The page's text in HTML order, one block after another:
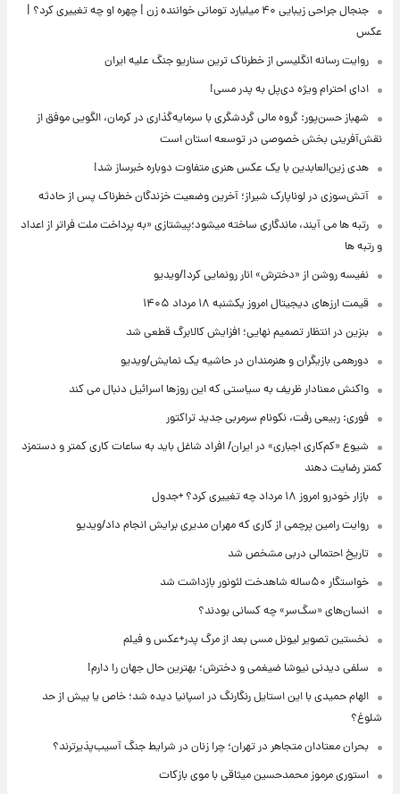
جنجال جراحی زیبایی ۴۰ میلیارد تومانی خواننده زن | چهره او چه تغییری کرد؟ |
عکس
روایت رسانه انگلیسی از خطرناک ترین سناریو جنگ علیه ایران
ادای احترام ویژه دی‌پل به پدر مسی!
شهباز حسن‌پور: گروه مالی گردشگری با سرمایه‌گذاری در کرمان، الگویی موفق از
نقش‌آفرینی بخش خصوصی در توسعه استان است
هدی زین‌العابدین با یک عکس هنری متفاوت دوباره خبرساز شد!
آتش‌سوزی در لوناپارک شیراز؛ آخرین وضعیت خزندگان خطرناک پس از حادثه
رتبه ها می آیند، ماندگاری ساخته میشود؛پیشتازی «به پرداخت ملت فراتر از اعداد
و رتبه ها
نفیسه روشن از «دخترش» انار رونمایی کرد!/ویدیو
قیمت ارزهای دیجیتال امروز یکشنبه ۱۸ مرداد ۱۴۰۵
بنزین در انتظار تصمیم نهایی؛ افزایش کالابرگ قطعی شد
دورهمی بازیگران و هنرمندان در حاشیه یک نمایش/ویدیو
واکنش معنادار ظریف به سیاستی که این روزها اسرائیل دنبال می کند
فوری: ربیعی رفت، نکونام سرمربی جدید تراکتور
شیوع «کم‌کاری اجباری» در ایران/ افراد شاغل باید به ساعات کاری کمتر و دستمزد
کمتر رضایت دهند
بازار خودرو امروز ۱۸ مرداد چه تغییری کرد؟ +جدول
روایت رامین پرچمی از کاری که مهران مدیری برایش انجام داد/ویدیو
تاریخ احتمالی دربی مشخص شد
خواستگار ۵۰ساله شاهدخت لئونور بازداشت شد
انسان‌های «سگ‌سر» چه کسانی بودند؟
نخستین تصویر لیونل مسی بعد از مرگ پدر+عکس و فیلم
سلفی دیدنی نیوشا ضیغمی و دخترش؛ بهترین حال جهان را دارم!
الهام حمیدی با این استایل رنگارنگ در اسپانیا دیده شد؛ خاص یا بیش از حد
شلوغ؟
بحران معتادان متجاهر در تهران؛ چرا زنان در شرایط جنگ آسیب‌پذیرترند؟
استوری مرموز محمدحسین میثاقی با موی بازکات